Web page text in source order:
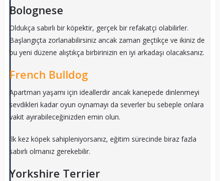
Bolognese
Oldukça sabırlı bir köpektir, gerçek bir refakatçi olabilirler.
Başlangıçta zorlanabilirsiniz ancak zaman geçtikçe ve ikiniz de
bu yeni düzene alıştıkça birbirinizin en iyi arkadaşı olacaksanız.
French Bulldog
Apartman yaşamı için ideallerdir ancak kanepede dinlenmeyi
sevdikleri kadar oyun oynamayı da severler bu sebeple onlara
vakit ayırabileceğinizden emin olun.
İlk kez köpek sahipleniyorsanız, eğitim sürecinde biraz fazla
sabırlı olmanız gerekebilir.
Yorkshire Terrier